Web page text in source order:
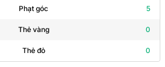
64’
64’
P.Schick
Phạt góc 5
Thẻ vàng 0
Thẻ đỏ 0